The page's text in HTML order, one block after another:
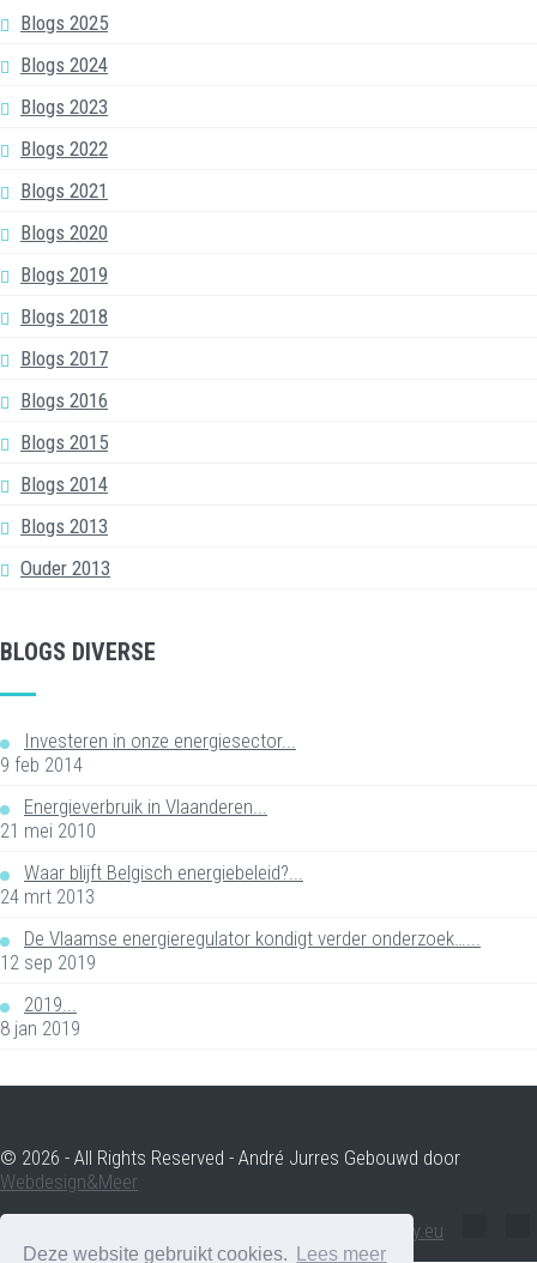
Deze website gebruikt cookies. Lees meer
Blogs 2025
Blogs 2024
Blogs 2023
Blogs 2022
Blogs 2021
Blogs 2020
Blogs 2019
Blogs 2018
Blogs 2017
Blogs 2016
Blogs 2015
Blogs 2014
Blogs 2013
Ouder 2013
BLOGS DIVERSE
Investeren in onze energiesector...
9 feb 2014
Energieverbruik in Vlaanderen...
21 mei 2010
Waar blijft Belgisch energiebeleid?...
24 mrt 2013
De Vlaamse energieregulator kondigt verder onderzoek…...
12 sep 2019
2019...
8 jan 2019
© 2026 - All Rights Reserved - André Jurres Gebouwd door
Webdesign&Meer
andre.jurres@voltenergy.eu